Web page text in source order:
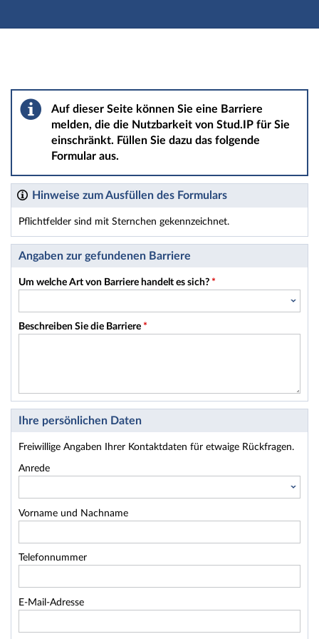
Hauptnavigation
Barriere melden
Auf dieser Seite können Sie eine Barriere
melden, die die Nutzbarkeit von Stud.IP für Sie
einschränkt. Füllen Sie dazu das folgende
Formular aus.
Hinweise zum Ausfüllen des Formulars
Pflichtfelder sind mit Sternchen gekennzeichnet.
Dieses Formular enthält Pflichtfelder.
Angaben zur gefundenen Barriere
Um welche Art von Barriere handelt es sich? *
Beschreiben Sie die Barriere *
Ihre persönlichen Daten
Freiwillige Angaben Ihrer Kontaktdaten für etwaige Rückfragen.
Anrede
Vorname und Nachname
Telefonnummer
E-Mail-Adresse